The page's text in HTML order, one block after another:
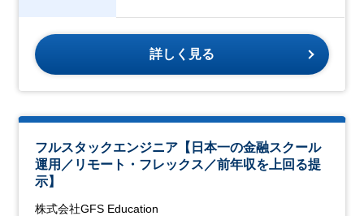
詳しく見る
フルスタックエンジニア【日本一の金融スクール
運用／リモート・フレックス／前年収を上回る提
示】
株式会社GFS Education